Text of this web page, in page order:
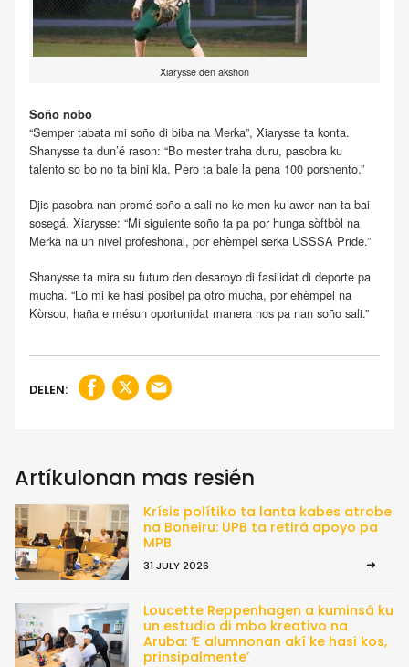
Xiarysse den akshon
Soño nobo
“Semper tabata mi soño di biba na Merka”, Xiarysse ta konta.
Shanysse ta dun’é rason: “Bo mester traha duru, pasobra ku
talento so bo no ta bini kla. Pero ta bale la pena 100 porshento.”
Djis pasobra nan promé soño a sali no ke men ku awor nan ta bai
sosegá. Xiarysse: “Mi siguiente soño ta pa por hunga sòftbòl na
Merka na un nivel profeshonal, por ehèmpel serka USSSA Pride.”
Shanysse ta mira su futuro den desaroyo di fasilidat di deporte pa
mucha. “Lo mi ke hasi posibel pa otro mucha, por ehèmpel na
Kòrsou, haña e mésun oportunidat manera nos pa nan soño sali.”
DELEN:
Artíkulonan mas resién
Krísis polítiko ta lanta kabes atrobe
na Boneiru: UPB ta retirá apoyo pa
MPB
31 JULY 2026
Loucette Reppenhagen a kuminsá ku
un estudio di mbo kreativo na
Aruba: ‘E alumnonan akí ke hasi kos,
prinsipalmente’